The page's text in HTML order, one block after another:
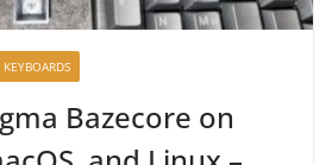
KEYBOARDS
Bazecore on